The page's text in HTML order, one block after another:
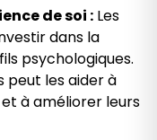
de soi : Les
dans la
psychologiques.
peut les aider à
à améliorer leurs